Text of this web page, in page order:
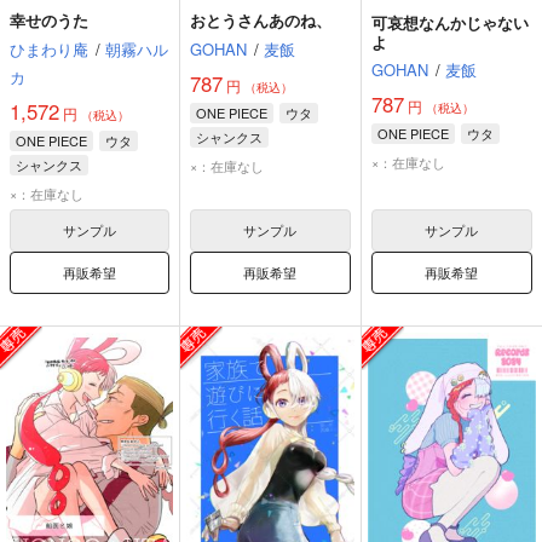
幸せのうた
ひまわり庵 / 朝霧ハル
カ
1,572 円 （税込）
ONE PIECE
ウタ
シャンクス
赤髪海賊団
×：在庫なし
サンプル
再販希望
おとうさんあのね、
GOHAN / 麦飯
787 円 （税込）
ONE PIECE
ウタ
シャンクス
×：在庫なし
サンプル
再販希望
可哀想なんかじゃない
よ
GOHAN / 麦飯
787円 （税込）
ONE PIECE
ウタ
×：在庫なし
サンプル
再販希望